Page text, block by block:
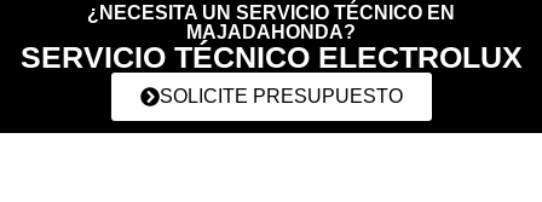
¿NECESITA UN SERVICIO TÉCNICO EN
MAJADAHONDA?
SERVICIO TÉCNICO ELECTROLUX
SOLICITE PRESUPUESTO